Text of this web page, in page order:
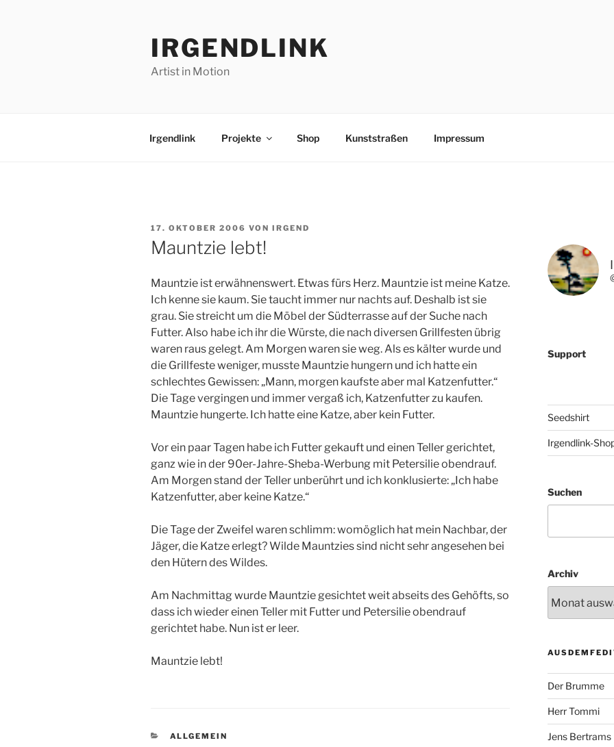
IRGENDLINK
Artist in Motion
Irgendlink Projekte Shop Kunststraßen Impressum
VERÖFFENTLICHT
AM
17. OKTOBER 2006 VON IRGEND
Mauntzie lebt!
Mauntzie ist erwähnenswert. Etwas fürs Herz. Mauntzie ist meine Katze.
Ich kenne sie kaum. Sie taucht immer nur nachts auf. Deshalb ist sie
grau. Sie streicht um die Möbel der Südterrasse auf der Suche nach
Futter. Also habe ich ihr die Würste, die nach diversen Grillfesten übrig
waren raus gelegt. Am Morgen waren sie weg. Als es kälter wurde und
die Grillfeste weniger, musste Mauntzie hungern und ich hatte ein
schlechtes Gewissen: „Mann, morgen kaufste aber mal Katzenfutter.“
Die Tage vergingen und immer vergaß ich, Katzenfutter zu kaufen.
Mauntzie hungerte. Ich hatte eine Katze, aber kein Futter.
Vor ein paar Tagen habe ich Futter gekauft und einen Teller gerichtet,
ganz wie in der 90er-Jahre-Sheba-Werbung mit Petersilie obendrauf.
Am Morgen stand der Teller unberührt und ich konklusierte: „Ich habe
Katzenfutter, aber keine Katze.“
Die Tage der Zweifel waren schlimm: womöglich hat mein Nachbar, der
Jäger, die Katze erlegt? Wilde Mauntzies sind nicht sehr angesehen bei
den Hütern des Wildes.
Am Nachmittag wurde Mauntzie gesichtet weit abseits des Gehöfts, so
dass ich wieder einen Teller mit Futter und Petersilie obendrauf
gerichtet habe. Nun ist er leer.
Mauntzie lebt!
KATEGORIEN
ALLGEMEIN
Support
Seedshirt
Irgendlink-
Suchen
Archiv
Der Brumme
Herr Tommi
Jens Bertrams